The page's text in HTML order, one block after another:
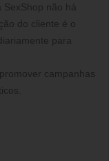
SexShop não há
do cliente é o
para
campanhas